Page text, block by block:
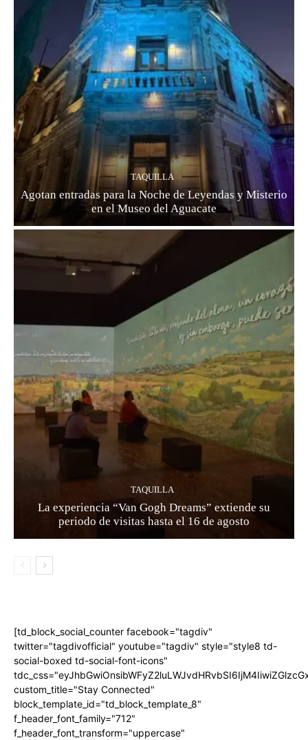
TAQUILLA
Agotan entradas para la Noche de Leyendas y Misterio
en el Museo del Aguacate
TAQUILLA
La experiencia “Van Gogh Dreams” extiende su
periodo de visitas hasta el 16 de agosto
[td_block_social_counter facebook="tagdiv"
twitter="tagdivofficial" youtube="tagdiv" style="style8 td-
social-boxed td-social-font-icons"
custom_title="Stay Connected"
block_template_id="td_block_template_8"
f_header_font_family="712"
f_header_font_transform="uppercase"